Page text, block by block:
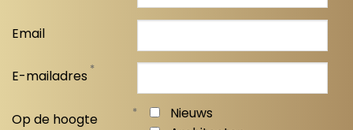
Email
E-mailadres *
Op de hoogte
*
Nieuws